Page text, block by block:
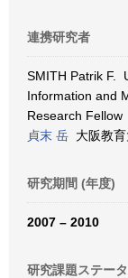
連携研究者
SMITH Patrik F.
Information and
Research Fellow
貞末 岳 大阪教
研究期間 (年度)
2007 – 2010
研究課題ステー